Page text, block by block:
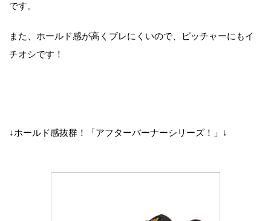
です。
また、ホールド感が高くブレにくいので、ピッチャーにもイ
チオシです！
↓ホールド感抜群！「アフターバーナーシリーズ！」↓